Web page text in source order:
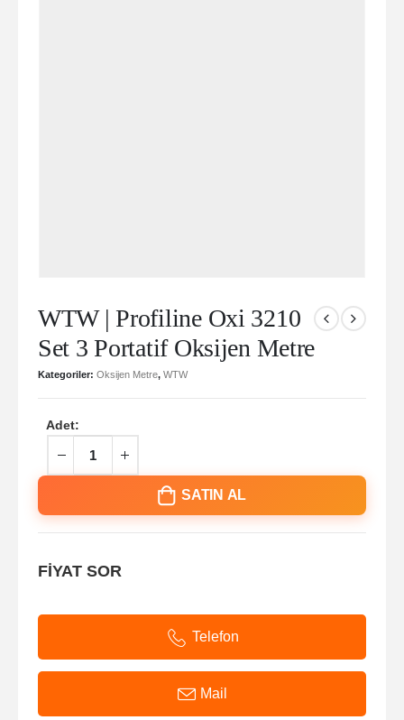
WTW | Profiline Oxi 3210
Set 3 Portatif Oksijen Metre
Kategoriler: Oksijen Metre, WTW
Adet:
SATIN AL
FİYAT SOR
Telefon
Mail